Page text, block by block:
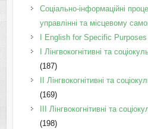
Соціально-інформаційні
управлінні та місцевому
І English for Specific Purposes
I Лінгвокогнітивні та
(187)
IІ Лінгвокогнітивні та
(169)
IІI Лінгвокогнітивні та
(198)